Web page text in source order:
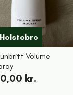
Holstebro
Volume
kr.